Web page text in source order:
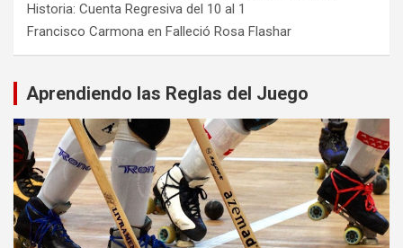
Historia: Cuenta Regresiva del 10 al 1
Francisco Carmona en Falleció Rosa Flashar
Aprendiendo las Reglas del Juego